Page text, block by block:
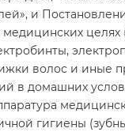
и
волос и
в домашних
гигиены